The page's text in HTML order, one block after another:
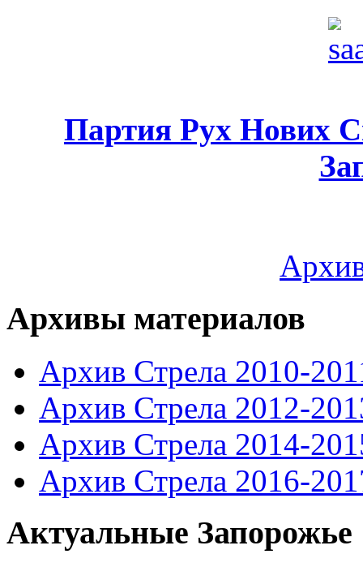
Партия Рух Нових
Архивы материалов
Архив Стрела 2010-
Архив Стрела 2012-
Архив Стрела 2014-
Архив Стрела 2016-
Актуальные Запорожье